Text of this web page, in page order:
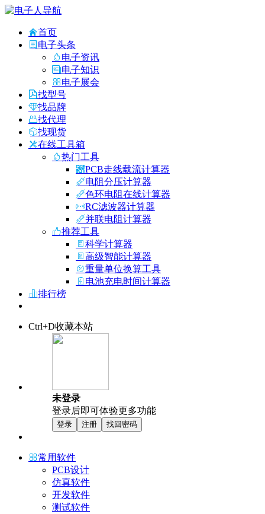
首页
电子头条
电子资讯
电子知识
电子展会
找型号
找品牌
找代理
找现货
在线工具箱
热门工具
PCB走线载流计算器
电阻分压计算器
色环电阻在线计算器
RC滤波器计算器
并联电阻计算器
推荐工具
科学计算器
高级智能计算器
重量单位换算工具
电池充电时间计算器
排行榜
Ctrl+D收藏本站
未登录
登录后即可体验更多功能
登录 注册 找回密码
常用软件
PCB设计
仿真软件
开发软件
测试软件